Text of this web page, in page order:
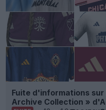
Fuite d'informations
Archive Collection »